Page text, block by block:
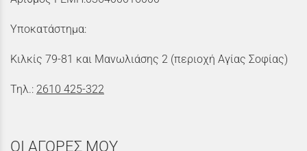
Υποκατάστημα:
Κιλκίς 79-81 και Μανωλιάσης 2 (περιοχή Αγίας Σοφίας)
Τηλ.: 2610 425-322
ΟΙ ΑΓΟΡΕΣ ΜΟΥ